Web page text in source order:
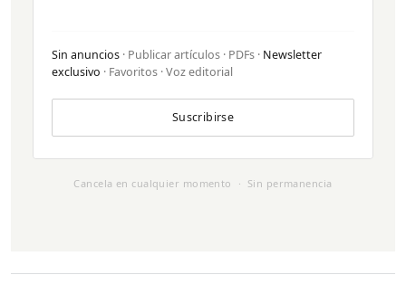
Sin anuncios · Publicar artículos · PDFs · Newsletter
exclusivo · Favoritos · Voz editorial
Suscribirse
Cancela en cualquier momento · Sin permanencia